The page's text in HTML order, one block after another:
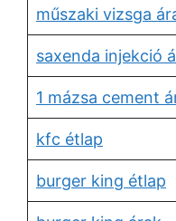
műszaki vizsga
saxenda injekció
1 mázsa cement
kfc étlap
burger king étlap